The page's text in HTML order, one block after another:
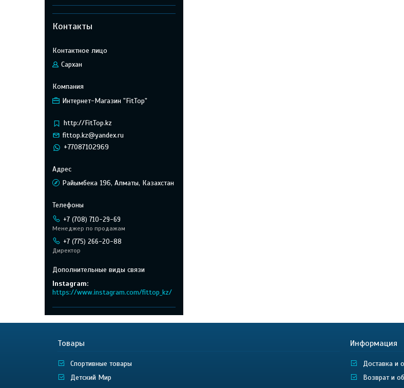
Контакты
Сархан
Интернет-Магазин "FitTop"
http://FitTop.kz
fittop.kz@yandex.ru
+77087102969
Райымбека 196, Алматы, Казахстан
+7 (708) 710-29-69
Менеджер по продажам
+7 (775) 266-20-88
Директор
Instagram
https://www.instagram.com/fittop_kz/
Товары
Спортивные товары
Детский Мир
Информация
Доставка и
Возврат и